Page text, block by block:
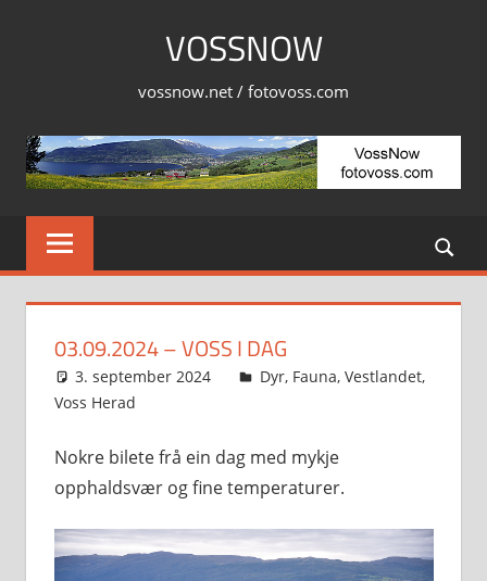
VOSSNOW
vossnow.net / fotovoss.com
03.09.2024 – VOSS I DAG
3. september 2024 Svein
Dyr, Fauna, Vestlandet,
Voss Herad
Nokre bilete frå ein dag med mykje
opphaldsvær og fine temperaturer.